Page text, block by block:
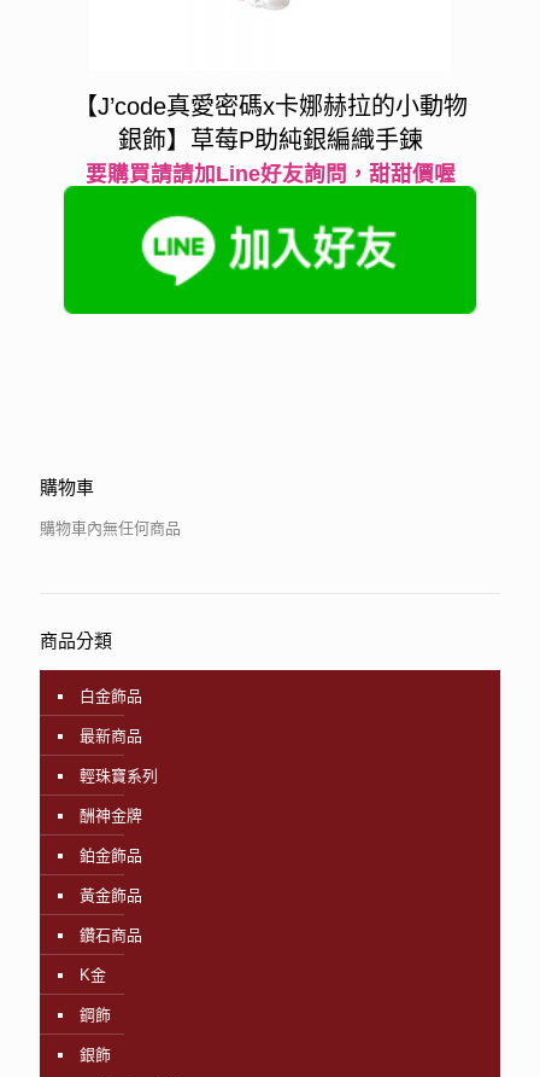
【J’code真愛密碼x卡娜赫拉的小動物
銀飾】草莓P助純銀編織手鍊
要購買請請加Line好友詢問，甜甜價喔
購物車
購物車內無任何商品
商品分類
白金飾品
最新商品
輕珠寶系列
酬神金牌
鉑金飾品
黃金飾品
鑽石商品
K金
鋼飾
銀飾